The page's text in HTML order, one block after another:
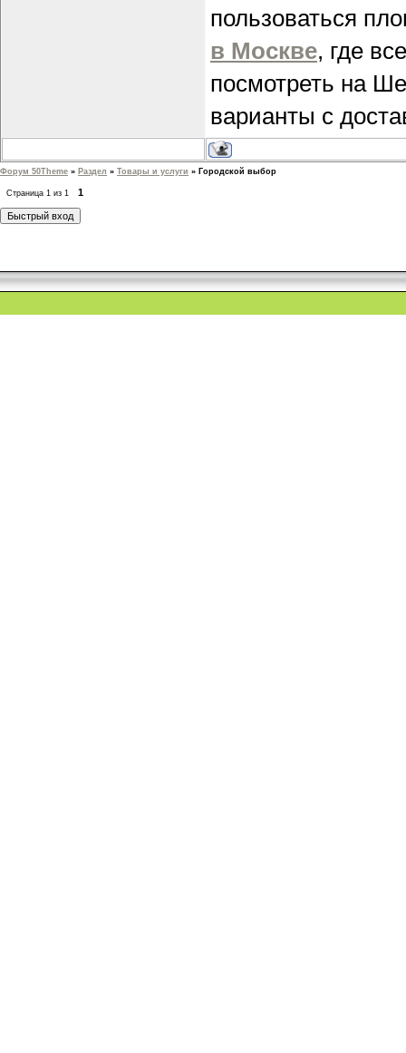
пользоваться
в Москве, где
посмотреть на
варианты с
Форум 50Theme » Раздел » Товары и услуги » Городской выбор
Страница 1 из 1 1